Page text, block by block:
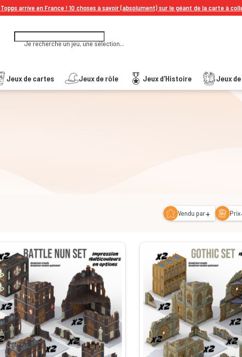
Topps arrive en France ! 10 choses à savoir (absolument) sur le géant de la carte à
Je recherche un jeu, une sélection...
Jeux de cartes Jeux de rôle Jeux d'Histoire Jeux
Vendu par+ Prix